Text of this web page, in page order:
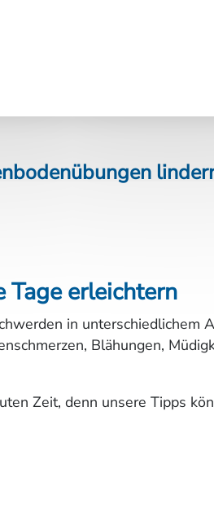
Tage erleichtern
in unterschiedlichem
Blähungen,
Zeit, denn unsere Tipps